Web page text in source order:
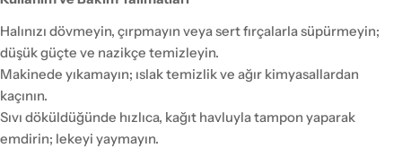
Halınızı dövmeyin, çırpmayın veya sert fırçalarla süpürmeyin;
düşük güçte ve nazikçe temizleyin.
Makinede yıkamayın; ıslak temizlik ve ağır kimyasallardan
kaçının.
Sıvı döküldüğünde hızlıca, kağıt havluyla tampon yaparak
emdirin; lekeyi yaymayın.